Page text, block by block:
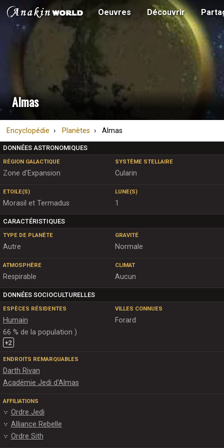
Oeuvres Découvrir
Almas
Encyclopédie Planètes Almas
DONNÉES ASTRONOMIQUES
RÉGION GALACTIQUE
Zone d'Expansion
SYSTÈME STELLAIRE
Cularin
ETOILE(S)
Morasil et Termadus
LUNE(S)
1
CARACTÉRISTIQUES
TYPE DE PLANÈTE
Autre
GRAVITÉ
Normale
ATMOSPHÈRE
Respirable
CLIMAT
Aucun
DONNÉES SOCIOCULTURELLES
ESPÈCES RÉSIDENTES
Humain
66 % de la population )
+2
VILLES CONNUES
Forard
ENDROITS REMARQUABLES
Darth Rivan
Académie Jedi d'Almas
AFFILIATIONS
Ordre Jedi
Alliance Rebelle
Ordre Sith